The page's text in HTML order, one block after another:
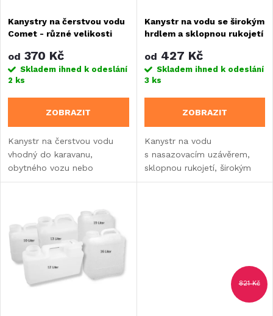
p
r
o
d
u
k
ů
s
p
r
o
d
u
t
ů
Kanystry na čerstvou vodu
Comet - různé velikosti
od 370 Kč
Skladem ihned k odeslání
2 ks
ZOBRAZIT
Kanystr na čerstvou vodu
vhodný do karavanu,
obytného vozu nebo
vestavby.
Kanystr na vodu se širokým
hrdlem a sklopnou rukojetí
od 427 Kč
Skladem ihned k odeslání
3 ks
ZOBRAZIT
Kanystr na vodu
s nasazovacím uzávěrem,
sklopnou rukojetí, širokým
hrdlem a 3/4" závitem pro
821 Kč